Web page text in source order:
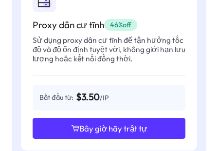
Proxy dân cư tĩnh 46%off
Sử dụng proxy dân cư tĩnh để tận hưởng tốc
độ và độ ổn định tuyệt vời, không giới hạn lưu
lượng hoặc kết nối đồng thời.
Bắt đầu từ: $3.50/IP
Bây giờ hãy trật tự